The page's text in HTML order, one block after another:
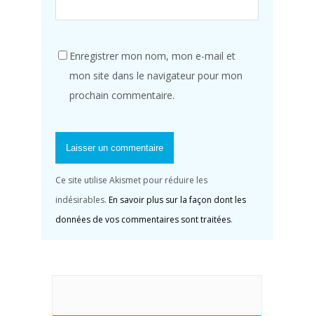
Enregistrer mon nom, mon e-mail et
mon site dans le navigateur pour mon
prochain commentaire.
Ce site utilise Akismet pour réduire les
indésirables. En savoir plus sur la façon dont les
données de vos commentaires sont traitées.